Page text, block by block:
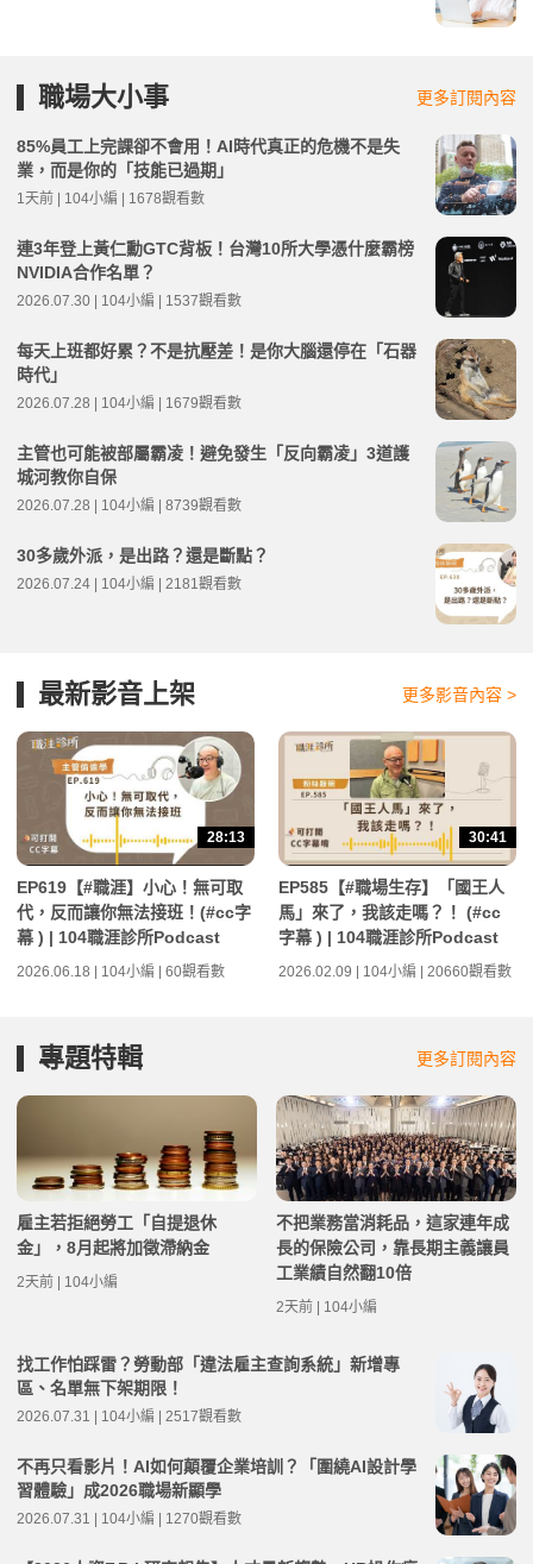
職場大小事 更多訂閱內容
85%員工上完課卻不會用！AI時代真正的危機不是失
業，而是你的「技能已過期」
1天前 | 104小編 | 1678觀看數
連3年登上黃仁勳GTC背板！台灣10所大學憑什麼霸榜
NVIDIA合作名單？
2026.07.30 | 104小編 | 1537觀看數
每天上班都好累？不是抗壓差！是你大腦還停在「石器
時代」
2026.07.28 | 104小編 | 1679觀看數
主管也可能被部屬霸凌！避免發生「反向霸凌」3道護
城河教你自保
2026.07.28 | 104小編 | 8739觀看數
30多歲外派，是出路？還是斷點？
2026.07.24 | 104小編 | 2181觀看數
最新影音上架 更多影音內容 >
28:13
EP619【#職涯】小心！無可取
代，反而讓你無法接班！(#cc字
幕 ) | 104職涯診所Podcast
2026.06.18 | 104小編 | 60觀看數
30:41
EP585【#職場生存】「國王人
馬」來了，我該走嗎？！ (#cc
字幕 ) | 104職涯診所Podcast
2026.02.09 | 104小編 | 20660觀看數
專題特輯 更多訂閱內容
雇主若拒絕勞工「自提退休
金」，8月起將加徵滯納金
2天前 | 104小編
不把業務當消耗品，這家連年成
長的保險公司，靠長期主義讓員
工業績自然翻10倍
2天前 | 104小編
找工作怕踩雷？勞動部「違法雇主查詢系統」新增專
區、名單無下架期限！
2026.07.31 | 104小編 | 2517觀看數
不再只看影片！AI如何顛覆企業培訓？「圍繞AI設計學
習體驗」成2026職場新顯學
2026.07.31 | 104小編 | 1270觀看數